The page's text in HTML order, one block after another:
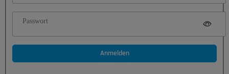
Passwort
Anmelden